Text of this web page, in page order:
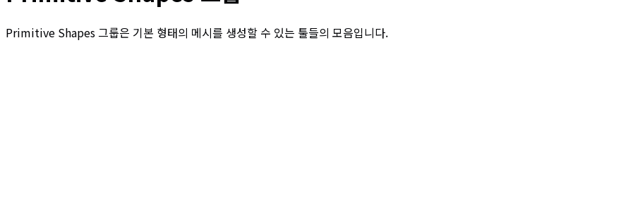
Primitive Shapes 그룹은 기본 형태의 메시를 생성할 수 있는 툴들의 모음입니다.